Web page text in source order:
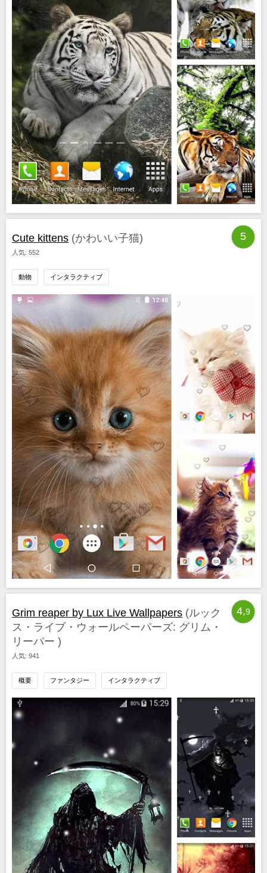
5
Сute kittens (かわいい子猫)
人気: 552
動物 インタラクティブ
4,9
Grim reaper by Lux Live Wallpapers (ルック
ス・ライブ・ウォールペーパーズ: グリム・
リーパー )
人気: 941
概要 ファンタジー インタラクティブ